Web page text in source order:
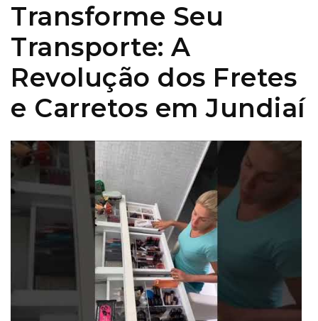
Transforme Seu
Transporte: A
Revolução dos Fretes
e Carretos em Jundiaí